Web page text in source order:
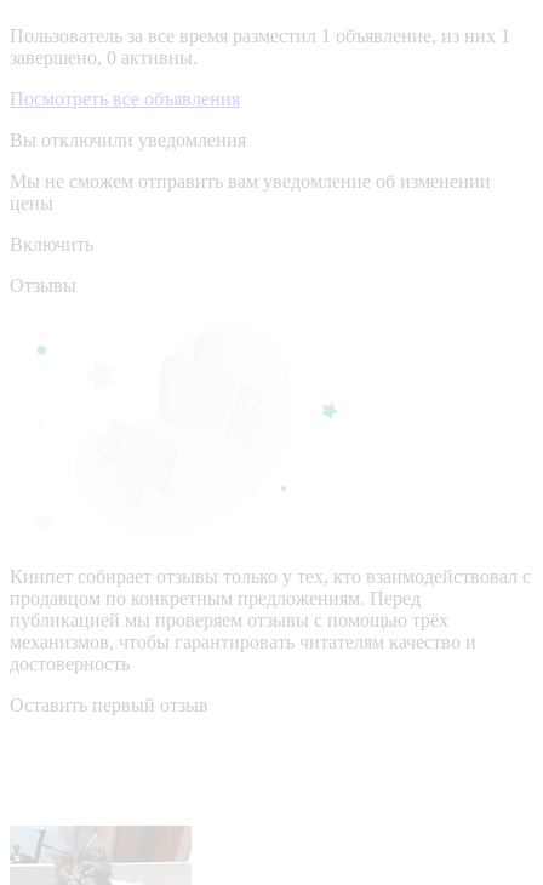
Пользователь за все время разместил 1 объявление, из них 1
завершено, 0 активны.
Посмотреть все объявления
Вы отключили уведомления
Мы не сможем отправить вам уведомление об изменении
цены
Включить
Отзывы
Кинпет собирает отзывы только у тех, кто взаимодействовал с
продавцом по конкретным предложениям. Перед
публикацией мы проверяем отзывы с помощью трёх
механизмов, чтобы гарантировать читателям качество и
достоверность
Оставить первый отзыв